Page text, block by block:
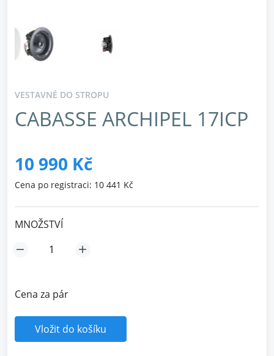
VESTAVNÉ DO STROPU
CABASSE ARCHIPEL 17ICP
10 990 Kč
Cena po registraci: 10 441 Kč
MNOŽSTVÍ
Cena za pár
Vložit do košíku